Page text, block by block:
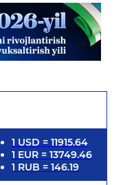
1 USD = 11915.64
1 EUR= 13749.46
1 RUB = 146.19